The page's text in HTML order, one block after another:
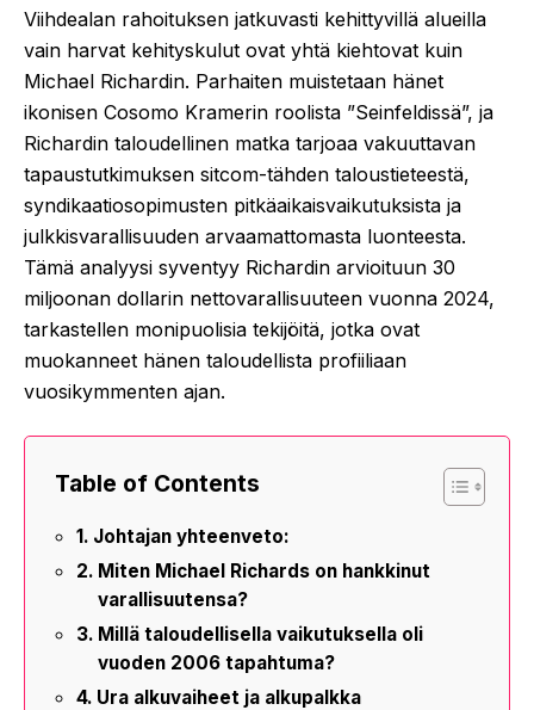
Viihdealan rahoituksen jatkuvasti kehittyvillä alueilla
vain harvat kehityskulut ovat yhtä kiehtovat kuin
Michael Richardin. Parhaiten muistetaan hänet
ikonisen Cosomo Kramerin roolista ”Seinfeldissä”, ja
Richardin taloudellinen matka tarjoaa vakuuttavan
tapaustutkimuksen sitcom-tähden taloustieteestä,
syndikaatiosopimusten pitkäaikaisvaikutuksista ja
julkkisvarallisuuden arvaamattomasta luonteesta.
Tämä analyysi syventyy Richardin arvioituun 30
miljoonan dollarin nettovarallisuuteen vuonna 2024,
tarkastellen monipuolisia tekijöitä, jotka ovat
muokanneet hänen taloudellista profiiliaan
vuosikymmenten ajan.
Table of Contents
Johtajan yhteenveto:
Miten Michael Richards on hankkinut
varallisuutensa?
Millä taloudellisella vaikutuksella oli
vuoden 2006 tapahtuma?
Ura alkuvaiheet ja alkupalkka